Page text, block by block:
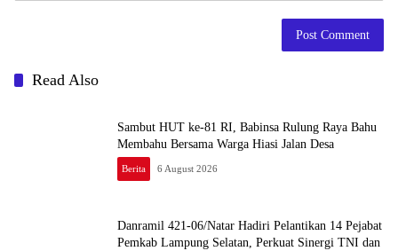
Read Also
Sambut HUT ke-81 RI, Babinsa Rulung Raya Bahu
Membahu Bersama Warga Hiasi Jalan Desa
Berita 6 August 2026
Danramil 421-06/Natar Hadiri Pelantikan 14 Pejabat
Pemkab Lampung Selatan, Perkuat Sinergi TNI dan